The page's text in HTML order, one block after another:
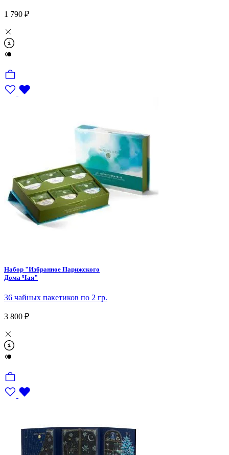
1 790 ₽
Набор "Избранное Парижского
Дома Чая"
36 чайных пакетиков по 2 гр.
3 800 ₽